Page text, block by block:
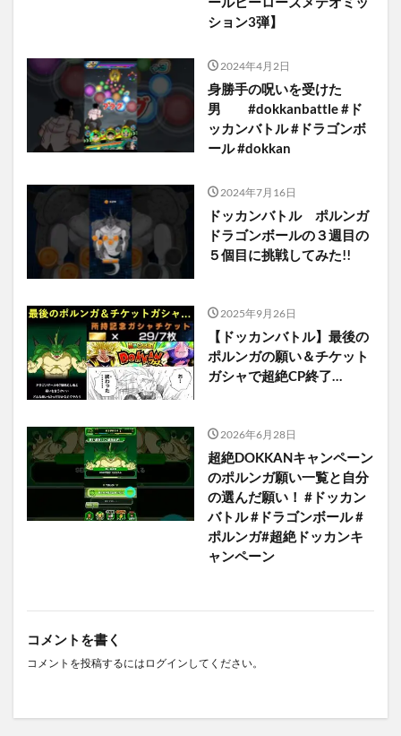
ション3弾】
2024年4月2日
身勝手の呪いを受けた
男 #dokkanbattle #ド
ッカンバトル #ドラゴンボ
ール #dokkan
2024年7月16日
ドッカンバトル ポルンガ
ドラゴンボールの３週目の
５個目に挑戦してみた!!
2025年9月26日
【ドッカンバトル】最後の
ポルンガの願い＆チケット
ガシャで超絶CP終了…
2026年6月28日
超絶DOKKANキャンペーン
のポルンガ願い一覧と自分
の選んだ願い！ #ドッカン
バトル #ドラゴンボール #
ポルンガ#超絶ドッカンキ
ャンペーン
コメントを書く
コメントを投稿するには ログイン してください。